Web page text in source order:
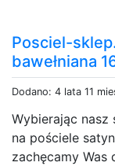
Posciel-
bawełniana
Dodano: 4 lata 11
Wybierając
na pościele
zachęcamy